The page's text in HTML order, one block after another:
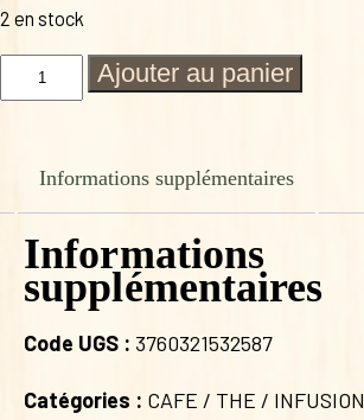
2 en stock
quantité
HIVER
20
MOUSSELINES
Ajouter au panier
Informations supplémentaires
Informations
supplémentaires
Code UGS : 3760321532587
Catégories : CAFE / THE / INFUSION